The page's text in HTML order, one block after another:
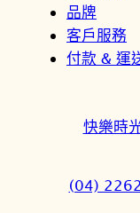
品牌
客戶服務
付款 & 運
快樂時
(04)